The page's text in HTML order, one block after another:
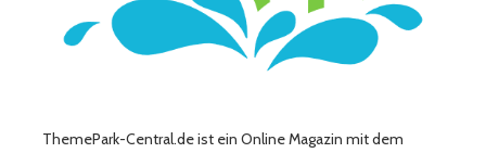
ThemePark-Central.de ist ein Online Magazin mit dem